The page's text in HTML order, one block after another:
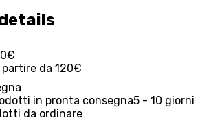
da 120€
in pronta consegna5 - 10 giorni
da ordinare